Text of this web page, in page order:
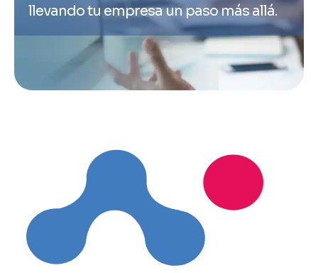
llevando tu empresa un paso más allá.